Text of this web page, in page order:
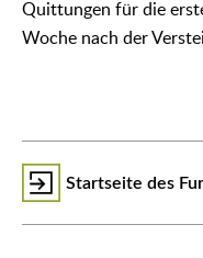
Quittungen für die
Woche nach der
Startseite des